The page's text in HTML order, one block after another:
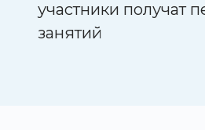
участники получат
занятий